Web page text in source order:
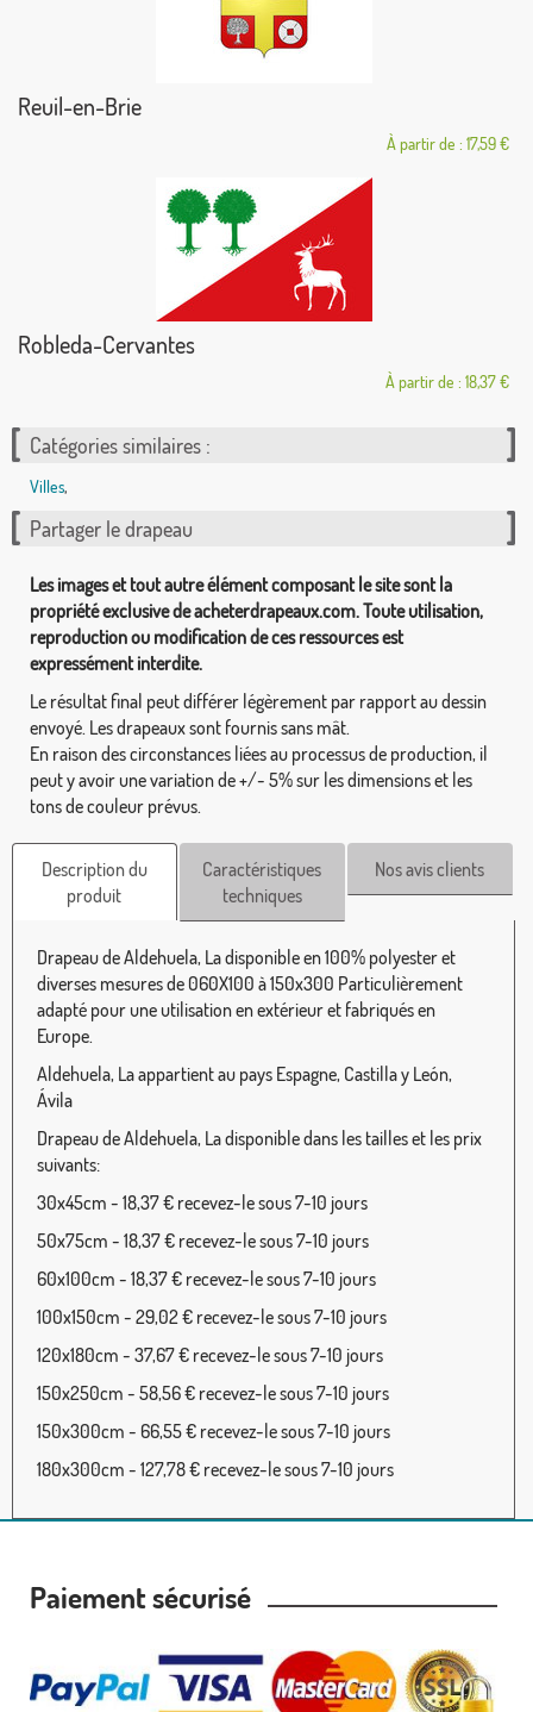
Reuil-en-Brie
À partir de : 17,59 €
Robleda-Cervantes
À partir de : 18,37 €
Catégories similaires :
Villes,
Partager le drapeau
Les images et tout autre élément composant le site sont la
propriété exclusive de acheterdrapeaux.com. Toute utilisation,
reproduction ou modification de ces ressources est
expressément interdite.
Le résultat final peut différer légèrement par rapport au dessin
envoyé. Les drapeaux sont fournis sans mât.
En raison des circonstances liées au processus de production, il
peut y avoir une variation de +/- 5% sur les dimensions et les
tons de couleur prévus.
Description du
produit
Caractéristiques
techniques
Nos avis clients
Drapeau de Aldehuela, La disponible en 100% polyester et
diverses mesures de 060X100 à 150x300 Particulièrement
adapté pour une utilisation en extérieur et fabriqués en
Europe.
Aldehuela, La appartient au pays Espagne, Castilla y León,
Ávila
Drapeau de Aldehuela, La disponible dans les tailles et les prix
suivants:
30x45cm - 18,37 € recevez-le sous 7-10 jours
50x75cm - 18,37 € recevez-le sous 7-10 jours
60x100cm - 18,37 € recevez-le sous 7-10 jours
100x150cm - 29,02 € recevez-le sous 7-10 jours
120x180cm - 37,67 € recevez-le sous 7-10 jours
150x250cm - 58,56 € recevez-le sous 7-10 jours
150x300cm - 66,55 € recevez-le sous 7-10 jours
180x300cm - 127,78 € recevez-le sous 7-10 jours
Paiement sécurisé